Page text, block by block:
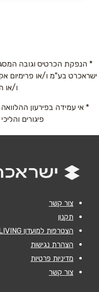
טלפון*
אימייל*
* הנפקת הכרטיס וגובה
ישראכרט בע"מ ו/או פרימיום
ו/או
* אי עמידה בפירעון
פיגורים
צור קשר
תקנון
הצטרפות למועדון LIVING
הצהרת נגישות
מדיניות פרטיות
צור קשר